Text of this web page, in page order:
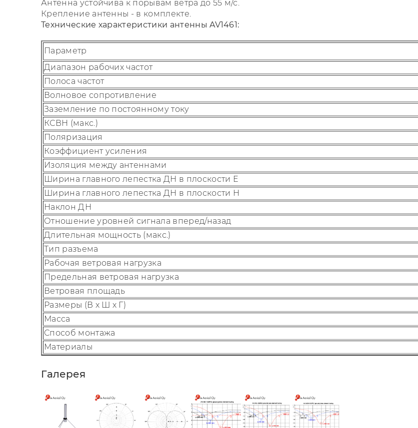
Антенна устойчива к порывам ветра до 55 м/с.
Крепление антенны - в комплекте.
Технические характеристики антенны AV1461:
Параметр
Диапазон рабочих частот
Полоса частот
Волновое сопротивление
Заземление по постоянному току
КСВН (макс.)
Поляризация
Коэффициент усиления
Изоляция между антеннами
Ширина главного лепестка ДН в плоскости E
Ширина главного лепестка ДН в плоскости H
Наклон ДН
Отношение уровней сигнала вперед/назад
Длительная мощность (макс.)
Тип разъема
Рабочая ветровая нагрузка
Предельная ветровая нагрузка
Ветровая площадь
Размеры (В x Ш х Г)
Масса
Способ монтажа
Материалы
Параметр
Галерея